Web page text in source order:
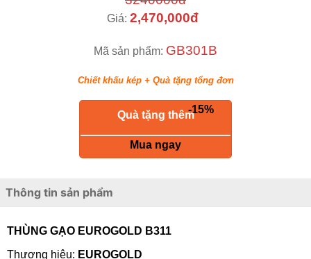
Giá: 2,470,000đ
Mã sản phẩm: GB301B
Chiết khấu kép + Quà tặng tổng đơn
-15%
Quà tặng thêmkeyboard_return
Mua ngay
THÙNG GẠO EUROGOLD B311